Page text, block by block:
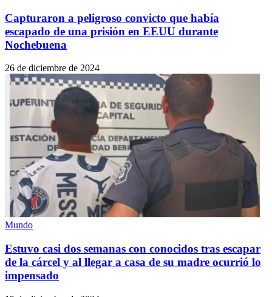
Capturaron a peligroso convicto que había
escapado de una prisión en EEUU durante
Nochebuena
26 de diciembre de 2024
Mundo
Estuvo casi dos semanas con conocidos tras escapar
de la cárcel y al llegar a casa de su madre ocurrió lo
impensado